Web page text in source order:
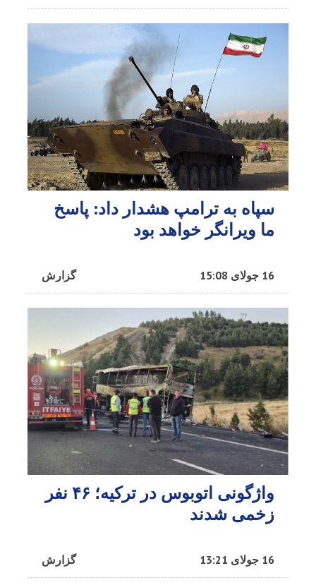
سپاه به ترامپ هشدار داد: پاسخ
ما ویرانگر خواهد بود
گزارش 16 جولای 15:08
واژگونی اتوبوس در ترکیه؛ ۴۶ نفر
زخمی شدند
گزارش 16 جولای 13:21